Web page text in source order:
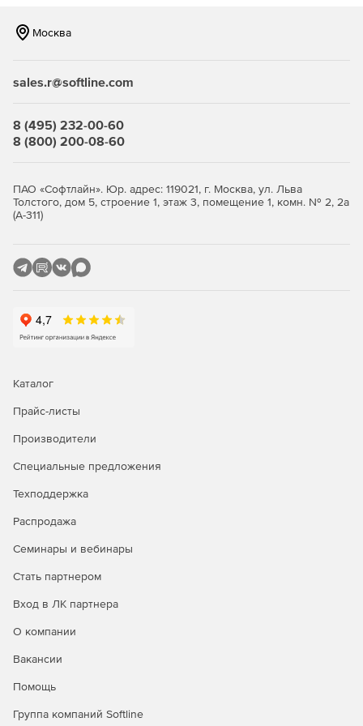
Москва
sales.r@softline.com
8 (495) 232-00-60
8 (800) 200-08-60
ПАО «Софтлайн». Юр. адрес: 119021, г. Москва, ул. Льва
Толстого, дом 5, строение 1, этаж 3, помещение 1, комн. № 2, 2а
(А-311)
Каталог
Прайс-листы
Производители
Специальные предложения
Техподдержка
Распродажа
Семинары и вебинары
Стать партнером
Вход в ЛК партнера
О компании
Вакансии
Помощь
Группа компаний Softline